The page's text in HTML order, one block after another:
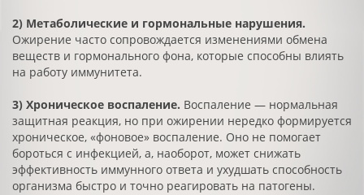
2) Метаболические и гормональные нарушения.
Ожирение часто сопровождается изменениями обмена
веществ и гормонального фона, которые способны влиять
на работу иммунитета.
3) Хроническое воспаление. Воспаление — нормальная
защитная реакция, но при ожирении нередко формируется
хроническое, «фоновое» воспаление. Оно не помогает
бороться с инфекцией, а, наоборот, может снижать
эффективность иммунного ответа и ухудшать способность
организма быстро и точно реагировать на патогены.